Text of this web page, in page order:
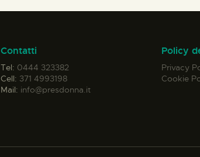
Contatti
Tel: 0444 323382
Cell: 371 4993198
Mail: info@presdonna.it
Policy
Privacy
Cookie